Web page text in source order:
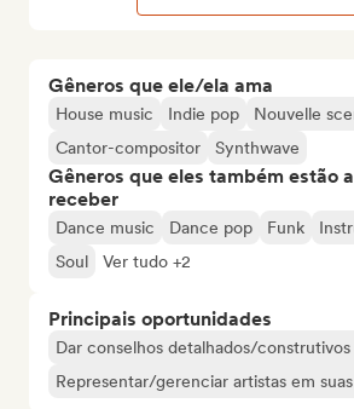
Gêneros que ele/ela ama
House music Indie pop Nouvelle
Cantor-compositor
Synthwave
Gêneros que eles também estão
receber
Dance music Dance pop Funk
Soul
Ver tudo +2
Principais oportunidades
Dar conselhos detalhados/construtivos
Representar/gerenciar artistas em